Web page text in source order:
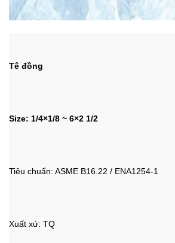
Tê đồng
Size: 1/4×1/8 ~ 6×2 1/2
Tiêu chuẩn: ASME B16.22 / ENA1254-1
Xuất xứ: TQ